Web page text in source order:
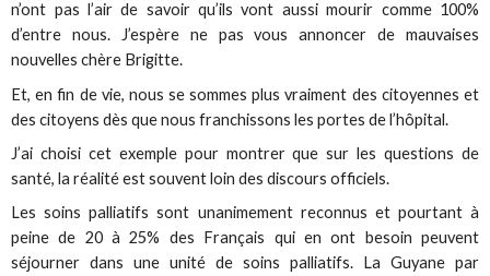
n’ont pas l’air de savoir qu’ils vont aussi mourir comme 100%
d’entre nous. J’espère ne pas vous annoncer de mauvaises
nouvelles chère Brigitte.
Et, en fin de vie, nous se sommes plus vraiment des citoyennes et
des citoyens dès que nous franchissons les portes de l’hôpital.
J’ai choisi cet exemple pour montrer que sur les questions de
santé, la réalité est souvent loin des discours officiels.
Les soins palliatifs sont unanimement reconnus et pourtant à
peine de 20 à 25% des Français qui en ont besoin peuvent
séjourner dans une unité de soins palliatifs. La Guyane par